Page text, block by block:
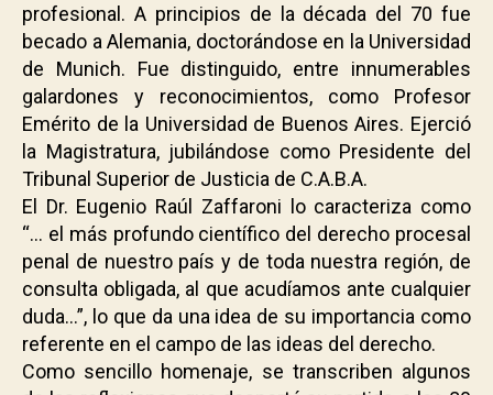
profesional. A principios de la década del 70 fue
becado a Alemania, doctorándose en la Universidad
de Munich. Fue distinguido, entre innumerables
galardones y reconocimientos, como Profesor
Emérito de la Universidad de Buenos Aires. Ejerció
la Magistratura, jubilándose como Presidente del
Tribunal Superior de Justicia de C.A.B.A.
El Dr. Eugenio Raúl Zaffaroni lo caracteriza como
“… el más profundo científico del derecho procesal
penal de nuestro país y de toda nuestra región, de
consulta obligada, al que acudíamos ante cualquier
duda…”, lo que da una idea de su importancia como
referente en el campo de las ideas del derecho.
Como sencillo homenaje, se transcriben algunos